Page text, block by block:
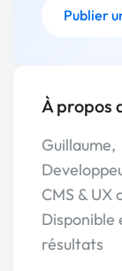
Publier
À propos
Guillaume,
CMS & UX
résultats